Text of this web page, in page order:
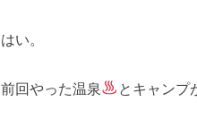
はい。
前回やった温泉 とキャンプ